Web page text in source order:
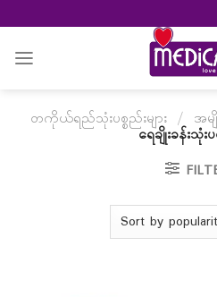
to
content
တကိုယ်ရည်သုံးပစ္စည်းများ / အမ
ရေချိုးခန်းသုံးပ